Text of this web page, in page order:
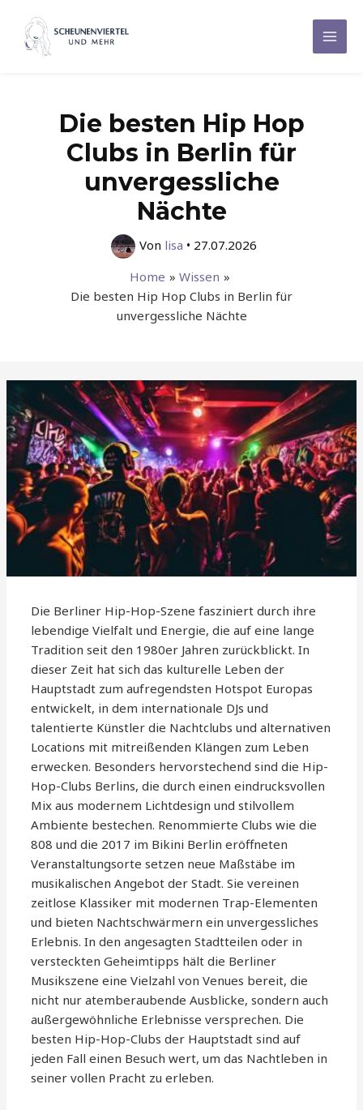
Inhalt
springen
Main
Die besten Hip Hop
Clubs in Berlin für
unvergessliche
Nächte
Von lisa • 27.07.2026
Home
Wissen
Die besten Hip Hop Clubs in Berlin für
unvergessliche Nächte
Die Berliner Hip-Hop-Szene fasziniert durch ihre
lebendige Vielfalt und Energie, die auf eine lange
Tradition seit den 1980er Jahren zurückblickt. In
dieser Zeit hat sich das kulturelle Leben der
Hauptstadt zum aufregendsten Hotspot Europas
entwickelt, in dem internationale DJs und
talentierte Künstler die Nachtclubs und alternativen
Locations mit mitreißenden Klängen zum Leben
erwecken. Besonders hervorstechend sind die Hip-
Hop-Clubs Berlins, die durch einen eindrucksvollen
Mix aus modernem Lichtdesign und stilvollem
Ambiente bestechen. Renommierte Clubs wie die
808 und die 2017 im Bikini Berlin eröffneten
Veranstaltungsorte setzen neue Maßstäbe im
musikalischen Angebot der Stadt. Sie vereinen
zeitlose Klassiker mit modernen Trap-Elementen
und bieten Nachtschwärmern ein unvergessliches
Erlebnis. In den angesagten Stadtteilen oder in
versteckten Geheimtipps hält die Berliner
Musikszene eine Vielzahl von Venues bereit, die
nicht nur atemberaubende Ausblicke, sondern auch
außergewöhnliche Erlebnisse versprechen. Die
besten Hip-Hop-Clubs der Hauptstadt sind auf
jeden Fall einen Besuch wert, um das Nachtleben in
seiner vollen Pracht zu erleben.